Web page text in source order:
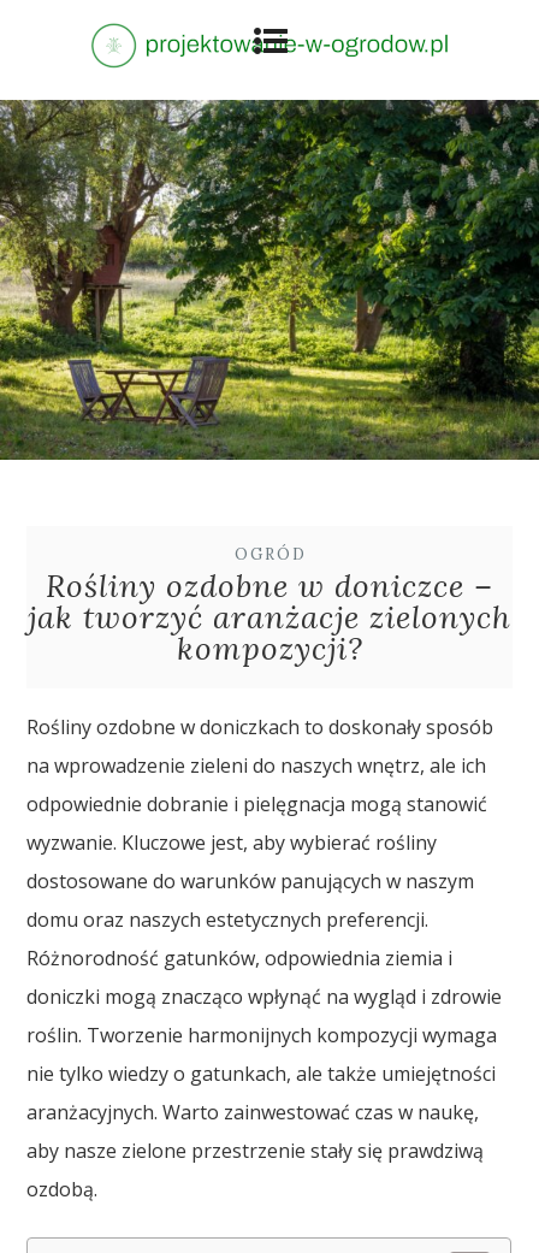
OGRÓD
Rośliny ozdobne w doniczce –
jak tworzyć aranżacje zielonych
kompozycji?
Rośliny ozdobne w doniczkach to doskonały sposób
na wprowadzenie zieleni do naszych wnętrz, ale ich
odpowiednie dobranie i pielęgnacja mogą stanowić
wyzwanie. Kluczowe jest, aby wybierać rośliny
dostosowane do warunków panujących w naszym
domu oraz naszych estetycznych preferencji.
Różnorodność gatunków, odpowiednia ziemia i
doniczki mogą znacząco wpłynąć na wygląd i zdrowie
roślin. Tworzenie harmonijnych kompozycji wymaga
nie tylko wiedzy o gatunkach, ale także umiejętności
aranżacyjnych. Warto zainwestować czas w naukę,
aby nasze zielone przestrzenie stały się prawdziwą
ozdobą.